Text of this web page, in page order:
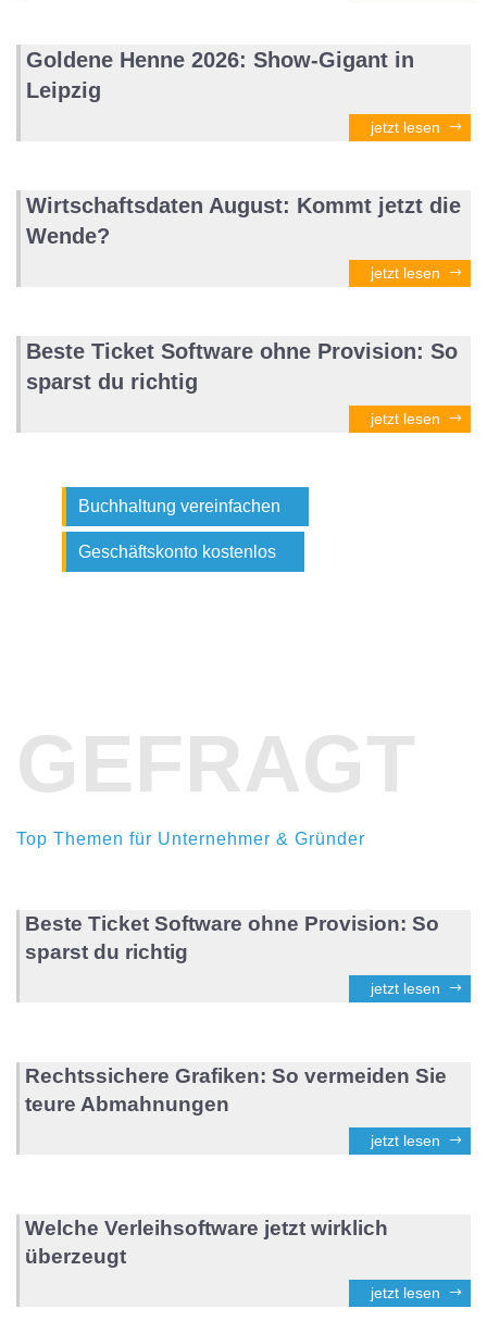
Goldene Henne 2026: Show-Gigant in
Leipzig
jetzt lesen
Wirtschaftsdaten August: Kommt jetzt die
Wende?
jetzt lesen
Beste Ticket Software ohne Provision: So
sparst du richtig
jetzt lesen
Buchhaltung vereinfachen
Geschäftskonto kostenlos
GEFRAGT
Top Themen für Unternehmer & Gründer
Beste Ticket Software ohne Provision: So
sparst du richtig
jetzt lesen
Rechtssichere Grafiken: So vermeiden Sie
teure Abmahnungen
jetzt lesen
Welche Verleihsoftware jetzt wirklich
überzeugt
jetzt lesen